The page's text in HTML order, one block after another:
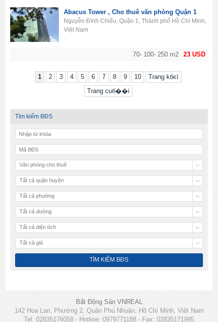
23 USD
70- 100- 250 m2
Abacus Tower , Cho thuê văn phòng Quận 1
Nguyễn Đình Chiểu, Quận 1, Thành phố Hồ Chí Minh,
Việt Nam
1 2 3 4 5 6 7 8 9 10
Trang kбєї
Trang cuб��i
Tìm kiếm BĐS
Văn phòng cho thuê
Tất cả quận huyện
Tất cả phường
Tất cả đường
Tất cả diện tích
Tất cả giá
Bất Động Sản VNREAL
142 Hoa Lan, Phường 2, Quận Phú Nhuận, Hồ Chí Minh, Việt Nam
Tel: 02835176058 - Hotline: 0979771188 - Fax: 02835171995